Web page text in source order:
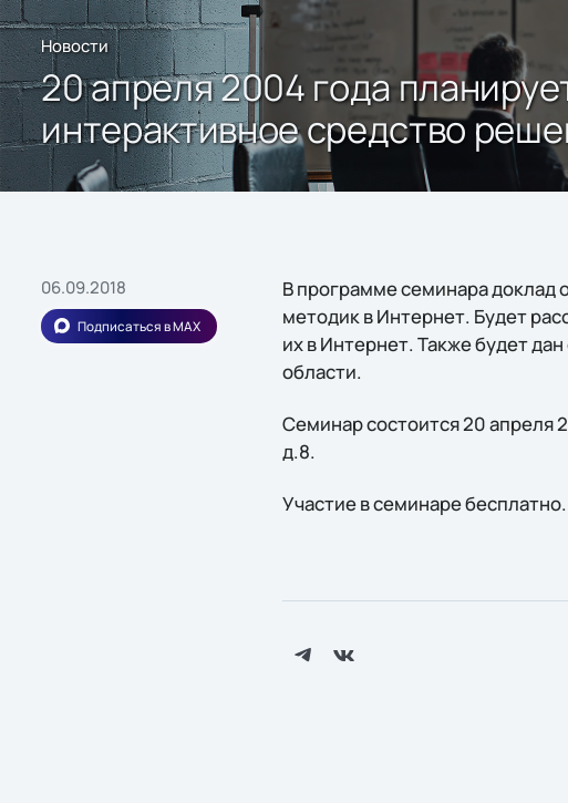
Новости
20 апреля 2004 года
интерактивное средство
06.09.2018
Подписаться в MAX
В программе семинара доклад
методик в Интернет. Будет
их в Интернет. Также будет
области.
Семинар состоится 20 апреля
д.8.
Участие в семинаре